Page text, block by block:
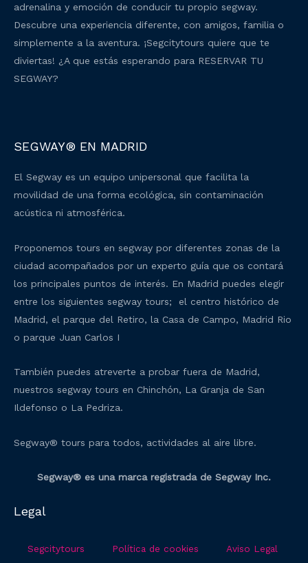
adrenalina y emoción de conducir tu propio segway.
Descubre una experiencia diferente, con amigos, familia o
simplemente a la aventura. ¡Segcitytours quiere que te
diviertas! ¿A que estás esperando para RESERVAR TU
SEGWAY?
SEGWAY® EN MADRID
El Segway es un equipo unipersonal que facilita la
movilidad de una forma ecológica, sin contaminación
acústica ni atmosférica.
Proponemos tours en segway por diferentes zonas de la
ciudad acompañados por un experto guía que os contará
los principales puntos de interés. En Madrid puedes elegir
entre los siguientes segway tours; el centro histórico de
Madrid, el parque del Retiro, la Casa de Campo, Madrid Rio
o parque Juan Carlos I
También puedes atreverte a probar fuera de Madrid,
nuestros segway tours en Chinchón, La Granja de San
Ildefonso o La Pedriza.
Segway® tours para todos, actividades al aire libre.
Segway® es una marca registrada de Segway Inc.
Legal
Segcitytours Política de cookies Aviso Legal